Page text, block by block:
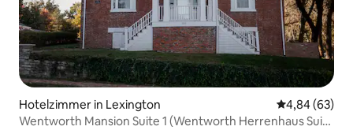
Hotelzimmer in Lexington
4,84 (63)
Wentworth Mansion Suite 1 (Wentworth Herrenhaus Suite